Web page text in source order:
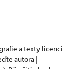
a texty licenci
autora |